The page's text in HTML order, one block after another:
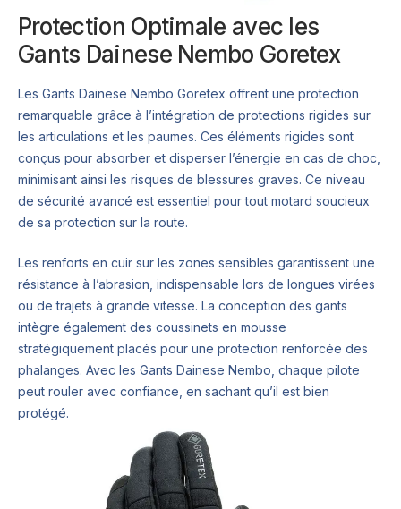
Protection Optimale avec les
Gants Dainese Nembo Goretex
Les Gants Dainese Nembo Goretex offrent une protection
remarquable grâce à l’intégration de protections rigides sur
les articulations et les paumes. Ces éléments rigides sont
conçus pour absorber et disperser l’énergie en cas de choc,
minimisant ainsi les risques de blessures graves. Ce niveau
de sécurité avancé est essentiel pour tout motard soucieux
de sa protection sur la route.
Les renforts en cuir sur les zones sensibles garantissent une
résistance à l’abrasion, indispensable lors de longues virées
ou de trajets à grande vitesse. La conception des gants
intègre également des coussinets en mousse
stratégiquement placés pour une protection renforcée des
phalanges. Avec les Gants Dainese Nembo, chaque pilote
peut rouler avec confiance, en sachant qu’il est bien
protégé.